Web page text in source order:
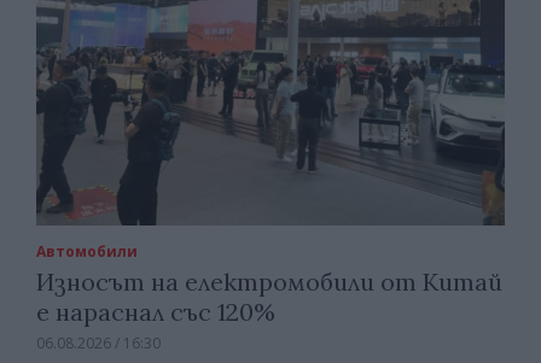
Автомобили
Износът на електромобили от Китай
е нараснал със 120%
06.08.2026 / 16:30